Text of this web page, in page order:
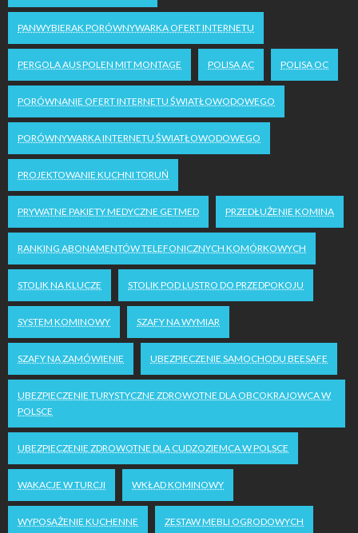
PANWYBIERAK PORÓWNYWARKA OFERT INTERNETU
PERGOLA AUS POLEN MIT MONTAGE POLISA AC POLISA OC
PORÓWNANIE OFERT INTERNETU ŚWIATŁOWODOWEGO
PORÓWNYWARKA INTERNETU ŚWIATŁOWODOWEGO
PROJEKTOWANIE KUCHNI TORUŃ
PRYWATNE PAKIETY MEDYCZNE GETMED PRZEDŁUŻENIE KOMINA
RANKING ABONAMENTÓW TELEFONICZNYCH KOMÓRKOWYCH
STOLIK NA KLUCZE STOLIK POD LUSTRO DO PRZEDPOKOJU
SYSTEM KOMINOWY SZAFY NA WYMIAR
SZAFY NA ZAMÓWIENIE UBEZPIECZENIE SAMOCHODU BEESAFE
UBEZPIECZENIE TURYSTYCZNE ZDROWOTNE DLA OBCOKRAJOWCA W
POLSCE
UBEZPIECZENIE ZDROWOTNE DLA CUDZOZIEMCA W POLSCE
WAKACJE W TURCJI WKŁAD KOMINOWY
WYPOSAŻENIE KUCHENNE ZESTAW MEBLI OGRODOWYCH